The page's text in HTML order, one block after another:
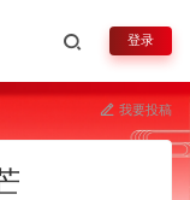
登录
我要投稿